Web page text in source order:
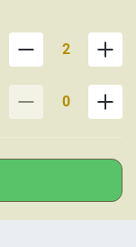
2
0